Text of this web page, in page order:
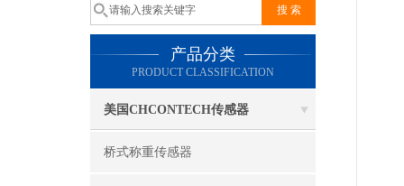
产品分类
PRODUCT CLASSIFICATION
美国CHCONTECH传感器
桥式称重传感器